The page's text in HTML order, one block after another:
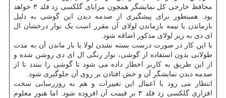
محافظ خارجی کل نمایشگر همچون مزایای گلکسی زد فلد ۳ خواهد
بود. همینطور برای پیشگیری از صدمه دیدن این گوشی به دلیل
بازماندن یا نیمه بازماندن لولای آن مقرر است یک نوار درخشان ال
ای دی به زیر لولای مذکور اضافه شود.
با این کار در صورت درست بسته نشدن لولا یا باز ماندن آن به مدت
طولانی بدون استفاده از گوشی، نوار رنگی ال ای دی روشن شده و
از این طریق به کاربر اخطار داده می شود تا گوشی را ببندد تا از
صدمه دیدن نمایشگر آن و خش افتادن بر روی آن جلوگیری شود.
انتظار می رود با اعمال این تغییرات و هم به روزرسانی سخت
افزاری گلکسی زد فلد ۳ بر قیمت آن افزوده شود. اما هنوز معلوم